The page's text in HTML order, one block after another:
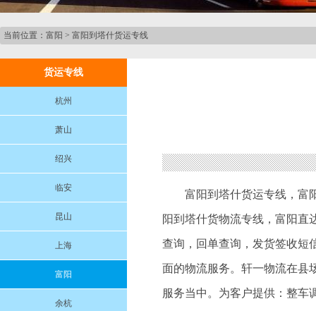
当前位置： 富阳 > 富阳到塔什货运专线
货运专线
杭州
萧山
绍兴
临安
昆山
上海
富阳
余杭
富阳到塔什货运专线 ， 富
阳到塔什货物流专线 ，富阳
查询，回单查询，发货签收短
面的物流服务。轩一物流在县
服务当中。为客户提供：整车